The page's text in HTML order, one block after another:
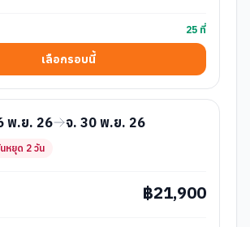
25 ที่
เลือกรอบนี้
พ.ย. 26 จ. 30 พ.ย. 26
หยุด 2 วัน
฿21,900